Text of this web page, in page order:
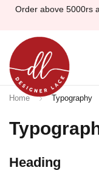
Order above 5000rs
Home Typography
Heading